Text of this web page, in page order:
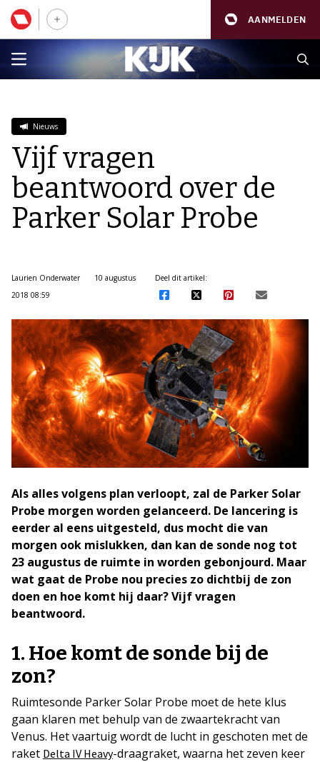
AANMELDEN
Nieuws
Vijf vragen
beantwoord over de
Parker Solar Probe
Laurien Onderwater
10 augustus
2018 08:59
Deel dit artikel:
Als alles volgens plan verloopt, zal de Parker Solar
Probe morgen worden gelanceerd. De lancering is
eerder al eens uitgesteld, dus mocht die van
morgen ook mislukken, dan kan de sonde nog tot
23 augustus de ruimte in worden gebonjourd. Maar
wat gaat de Probe nou precies zo dichtbij de zon
doen en hoe komt hij daar? Vijf vragen
beantwoord.
1. Hoe komt de sonde bij de
zon?
Ruimtesonde Parker Solar Probe moet de hete klus
gaan klaren met behulp van de zwaartekracht van
Venus. Het vaartuig wordt de lucht in geschoten met de
raket Delta IV Heavy-draagraket, waarna het zeven keer